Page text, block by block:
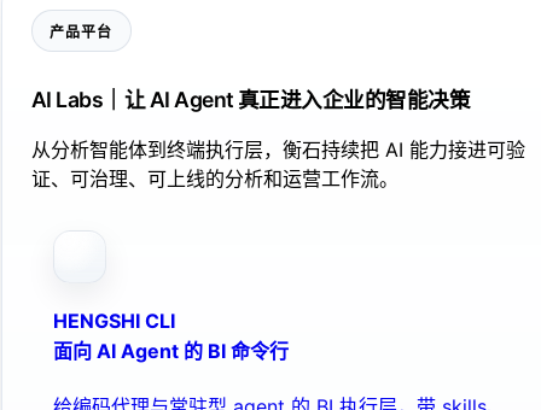
产品平台
AI Labs｜让 AI Agent 真正进入企业的智能决策
从分析智能体到终端执行层，衡石持续把 AI 能力接进可验
证、可治理、可上线的分析和运营工作流。
HENGSHI CLI
面向 AI Agent 的 BI 命令行